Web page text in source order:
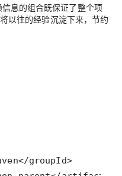
息的组合既保证了整个项
以往的经验沉淀下来，节约
<groupId>com.atguigu.maven</groupId>